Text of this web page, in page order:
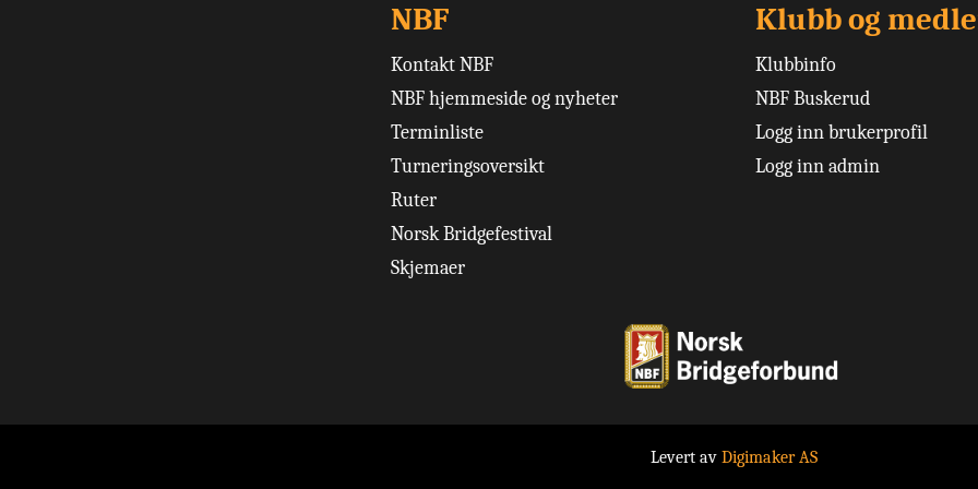
NBF
Kontakt NBF
NBF hjemmeside og nyheter
Terminliste
Turneringsoversikt
Ruter
Norsk Bridgefestival
Skjemaer
Klubb og
Klubbinfo
NBF Buskerud
Logg inn brukerprofil
Logg inn admin
Levert av Digimaker AS